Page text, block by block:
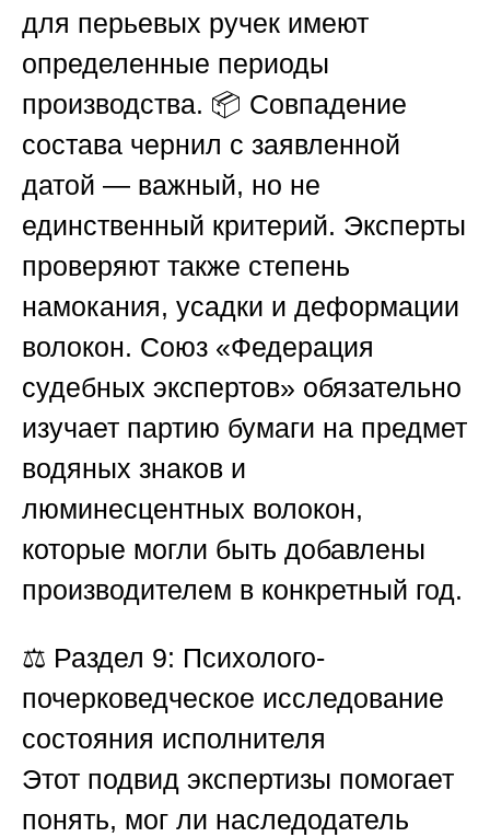
для перьевых ручек имеют
определенные периоды
производства. 📦 Совпадение
состава чернил с заявленной
датой — важный, но не
единственный критерий. Эксперты
проверяют также степень
намокания, усадки и деформации
волокон. Союз «Федерация
судебных экспертов» обязательно
изучает партию бумаги на предмет
водяных знаков и
люминесцентных волокон,
которые могли быть добавлены
производителем в конкретный год.
⚖️ Раздел 9: Психолого-
почерковедческое исследование
состояния исполнителя
Этот подвид экспертизы помогает
понять, мог ли наследодатель